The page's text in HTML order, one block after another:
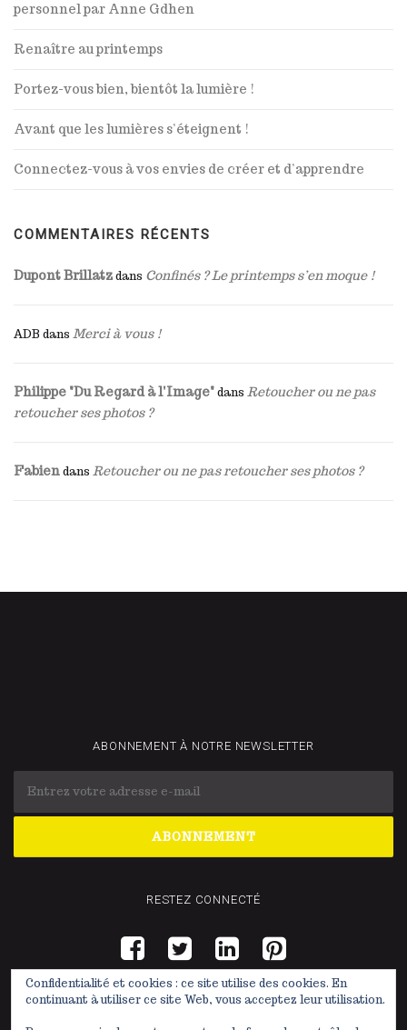
personnel par Anne Gdhen
Renaître au printemps
Portez-vous bien, bientôt la lumière !
Avant que les lumières s’éteignent !
Connectez-vous à vos envies de créer et d’apprendre
COMMENTAIRES RÉCENTS
Dupont Brillatz dans Confinés ? Le printemps s’en moque !
ADB dans Merci à vous !
Philippe "Du Regard à l'Image" dans Retoucher ou ne pas
retoucher ses photos ?
Fabien dans Retoucher ou ne pas retoucher ses photos ?
ABONNEMENT À NOTRE NEWSLETTER
RESTEZ CONNECTÉ
Confidentialité et cookies : ce site utilise des cookies. En
continuant à utiliser ce site Web, vous acceptez leur utilisation.